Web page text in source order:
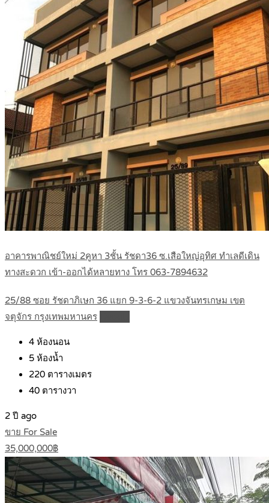
อาคารพาณิชย์ใหม่ 2คูหา 3ชั้น รัชดา36 ซ.เสือใหญ่อุทิศ ทำเลดีเดิน
ทางสะดวก เข้า-ออกได้หลายทาง โทร 063-7894632
25/88 ซอย รัชดาภิเษก 36 แยก 9-3-6-2 แขวงจันทรเกษม เขต
จตุจักร กรุงเทพมหานคร
4 ห้องนอน
5 ห้องน้ำ
220 ตารางเมตร
40 ตารางวา
2 ปี ago
ขาย For Sale
35,000,000฿